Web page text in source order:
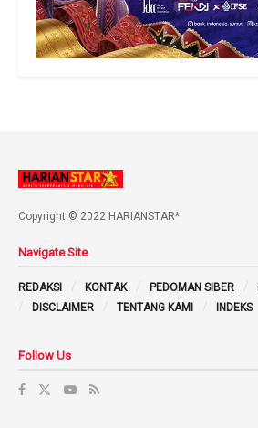
Copyright © 2022 HARIANSTAR*
Navigate Site
REDAKSI KONTAK PEDOMAN SIBER
DISCLAIMER
TENTANG KAMI INDEKS
Follow Us